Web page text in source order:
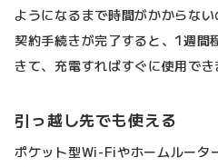
ようになるまで時間がかからない
契約手続きが完了すると、1週間
きて、充電すればすぐに使用でき
引っ越し先でも使える
ポケット型Wi-Fiやホームルータ